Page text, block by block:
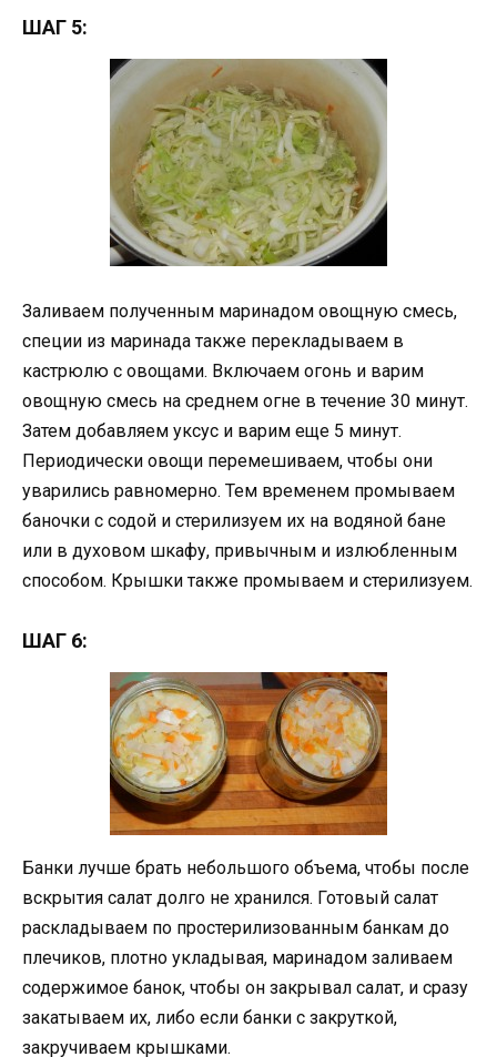
ШАГ 5:
Заливаем полученным маринадом овощную смесь,
специи из маринада также перекладываем в
кастрюлю с овощами. Включаем огонь и варим
овощную смесь на среднем огне в течение 30 минут.
Затем добавляем уксус и варим еще 5 минут.
Периодически овощи перемешиваем, чтобы они
уварились равномерно. Тем временем промываем
баночки с содой и стерилизуем их на водяной бане
или в духовом шкафу, привычным и излюбленным
способом. Крышки также промываем и стерилизуем.
ШАГ 6:
Банки лучше брать небольшого объема, чтобы после
вскрытия салат долго не хранился. Готовый салат
раскладываем по простерилизованным банкам до
плечиков, плотно укладывая, маринадом заливаем
содержимое банок, чтобы он закрывал салат, и сразу
закатываем их, либо если банки с закруткой,
закручиваем крышками.